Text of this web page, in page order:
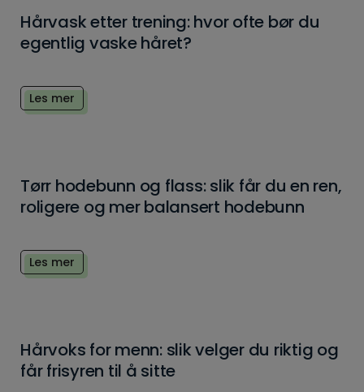
Hårvask etter trening: hvor ofte bør du
egentlig vaske håret?
Les mer
Tørr hodebunn og flass: slik får du en ren,
roligere og mer balansert hodebunn
Les mer
Hårvoks for menn: slik velger du riktig og
får frisyren til å sitte